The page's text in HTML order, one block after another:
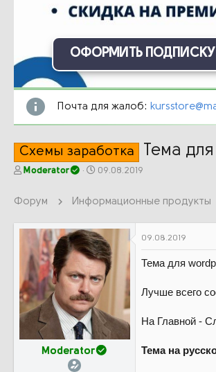
ОФОРМИТЬ ПОДПИСКУ
Почта для жалоб:
Схемы заработка Тема
А
о
Moderator
Д
а
а
ч
а
а
09.08.2019
Форум Информационные продукты
Moderator
09.08.2019
Тема для
Лучше всего
На Главной -
Тема на